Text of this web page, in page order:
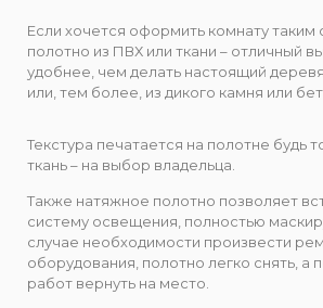
Если хочется оформить комнату таким
полотно из ПВХ или ткани – отличный
удобнее, чем делать настоящий
или, тем более, из дикого камня или
Текстура печатается на полотне будь
ткань – на выбор владельца.
Также натяжное полотно позволяет
систему освещения, полностью
случае необходимости произвести
оборудования, полотно легко снять, а
работ вернуть на место.